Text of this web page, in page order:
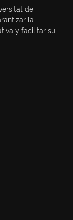
de
la
y facilitar su